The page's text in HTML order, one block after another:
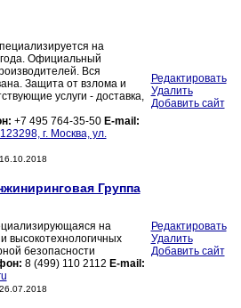
на
Официальный
Вся
Защита от взлома и
услуги - доставка,
+7 495 764-35-50 E-mail:
123298, г. Москва, ул.
Редактировать
Удалить
Добавить сайт
Группа
на
высокотехнологичных
безопасности
8 (499) 110 2112 E-mail:
Редактировать
Удалить
Добавить сайт